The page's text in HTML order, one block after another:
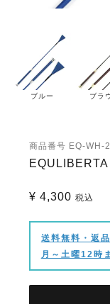
ブルー ブラ
商品番号 EQ-WH-
¥ 4,300 税込
送料無料・返
月～土曜12時